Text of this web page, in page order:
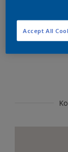
Accept All